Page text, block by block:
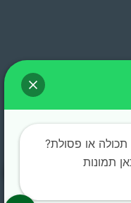
תכולה או פסולת?
תמונות